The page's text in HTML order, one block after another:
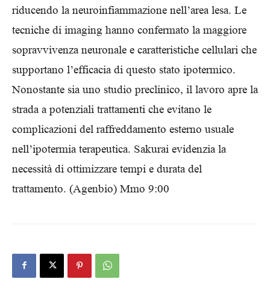
riducendo la neuroinfiammazione nell’area lesa. Le
tecniche di imaging hanno confermato la maggiore
sopravvivenza neuronale e caratteristiche cellulari che
supportano l’efficacia di questo stato ipotermico.
Nonostante sia uno studio preclinico, il lavoro apre la
strada a potenziali trattamenti che evitano le
complicazioni del raffreddamento esterno usuale
nell’ipotermia terapeutica. Sakurai evidenzia la
necessità di ottimizzare tempi e durata del
trattamento. (Agenbio) Mmo 9:00